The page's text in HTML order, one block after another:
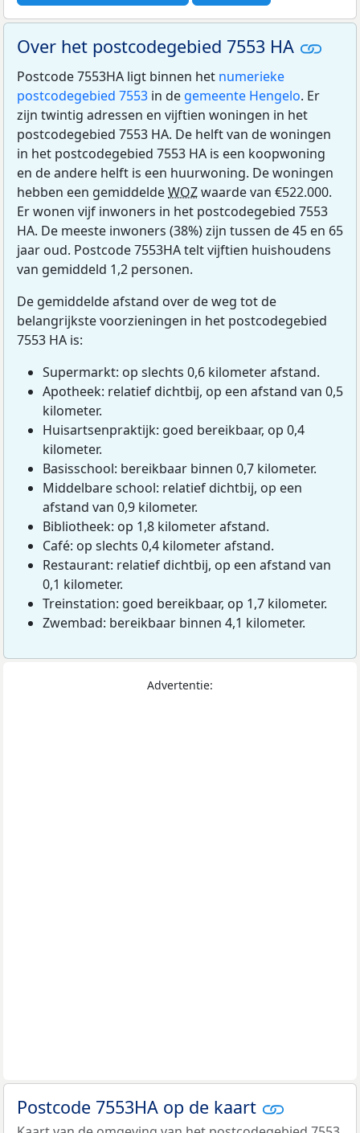
Over het postcodegebied 7553 HA
Postcode 7553HA ligt binnen het numerieke
postcodegebied 7553 in de gemeente Hengelo. Er
zijn twintig adressen en vijftien woningen in het
postcodegebied 7553 HA. De helft van de woningen
in het postcodegebied 7553 HA is een koopwoning
en de andere helft is een huurwoning. De woningen
hebben een gemiddeldeWOZwaarde van €522.000.
Er wonen vijf inwoners in het postcodegebied 7553
HA. De meeste inwoners (38%) zijn tussen de 45 en 65
jaar oud. Postcode 7553HA telt vijftien huishoudens
van gemiddeld 1,2 personen.
De gemiddelde afstand over de weg tot de
belangrijkste voorzieningen in het postcodegebied
7553 HA is:
Supermarkt: op slechts 0,6 kilometer afstand.
Apotheek: relatief dichtbij, op een afstand van 0,5
kilometer.
Huisartsenpraktijk: goed bereikbaar, op 0,4
kilometer.
Basisschool: bereikbaar binnen 0,7 kilometer.
Middelbare school: relatief dichtbij, op een
afstand van 0,9 kilometer.
Bibliotheek: op 1,8 kilometer afstand.
Café: op slechts 0,4 kilometer afstand.
Restaurant: relatief dichtbij, op een afstand van
0,1 kilometer.
Treinstation: goed bereikbaar, op 1,7 kilometer.
Zwembad: bereikbaar binnen 4,1 kilometer.
Advertentie:
Postcode 7553HA op de kaart